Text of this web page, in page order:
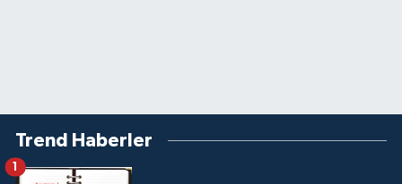
Trend Haberler
1